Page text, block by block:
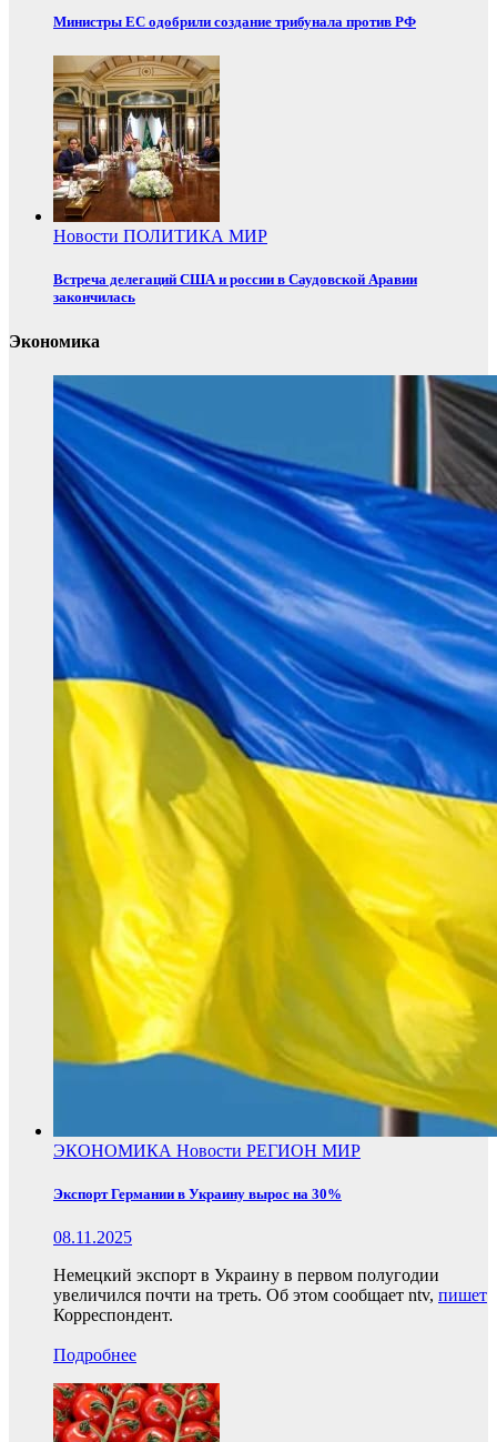
Министры ЕС одобрили создание трибунала против РФ
Новости ПОЛИТИКА МИР
Встреча делегаций США и россии в Саудовской Аравии
закончилась
Экономика
ЭКОНОМИКА Новости РЕГИОН МИР
Экспорт Германии в Украину вырос на 30%
08.11.2025
Немецкий экспорт в Украину в первом полугодии
увеличился почти на треть. Об этом сообщает ntv, пишет
Корреспондент.
Подробнее